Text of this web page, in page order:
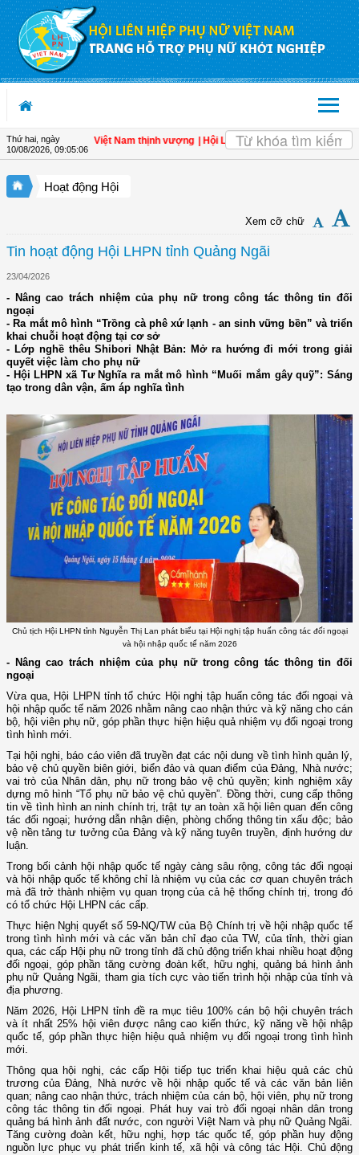
Truy cập nội dung luôn
Thứ hai, ngày
10/08/2026 09:05:07
bẩy cho một Việt Nam thịnh vượng | Hội LHPN tỉnh Kiên Giang biểu dương
Hoạt động Hội
Xem cỡ chữ
Tin hoạt động Hội LHPN tỉnh Quảng Ngãi
23/04/2026
- Nâng cao trách nhiệm của phụ nữ trong công tác thông tin đối
ngoại
- Ra mắt mô hình “Trồng cà phê xứ lạnh - an sinh vững bền” và triển
khai chuỗi hoạt động tại cơ sở
- Lớp nghề thêu Shibori Nhật Bản: Mở ra hướng đi mới trong giải
quyết việc làm cho phụ nữ
- Hội LHPN xã Tư Nghĩa ra mắt mô hình “Muối mắm gây quỹ”: Sáng
tạo trong dân vận, ấm áp nghĩa tình
Chủ tịch Hội LHPN tỉnh Nguyễn Thị Lan phát biểu tại Hội nghị tập huấn công tác đối ngoại
và hội nhập quốc tế năm 2026
- Nâng cao trách nhiệm của phụ nữ trong công tác thông tin đối
ngoại
Vừa qua, Hội LHPN tỉnh tổ chức Hội nghị tập huấn công tác đối ngoại và
hội nhập quốc tế năm 2026 nhằm nâng cao nhận thức và kỹ năng cho cán
bộ, hội viên phụ nữ, góp phần thực hiện hiệu quả nhiệm vụ đối ngoại trong
tình hình mới.
Tại hội nghị, báo cáo viên đã truyền đạt các nội dung về tình hình quản lý,
bảo vệ chủ quyền biên giới, biển đảo và quan điểm của Đảng, Nhà nước;
vai trò của Nhân dân, phụ nữ trong bảo vệ chủ quyền; kinh nghiệm xây
dựng mô hình “Tổ phụ nữ bảo vệ chủ quyền”. Đồng thời, cung cấp thông
tin về tình hình an ninh chính trị, trật tự an toàn xã hội liên quan đến công
tác đối ngoại; hướng dẫn nhận diện, phòng chống thông tin xấu độc; bảo
vệ nền tảng tư tưởng của Đảng và kỹ năng tuyên truyền, định hướng dư
luận.
Trong bối cảnh hội nhập quốc tế ngày càng sâu rộng, công tác đối ngoại
và hội nhập quốc tế không chỉ là nhiệm vụ của các cơ quan chuyên trách
mà đã trở thành nhiệm vụ quan trọng của cả hệ thống chính trị, trong đó
có tổ chức Hội LHPN các cấp.
Thực hiện Nghị quyết số 59-NQ/TW của Bộ Chính trị về hội nhập quốc tế
trong tình hình mới và các văn bản chỉ đạo của TW, của tỉnh, thời gian
qua, các cấp Hội phụ nữ trong tỉnh đã chủ động triển khai nhiều hoạt động
đối ngoại, góp phần tăng cường đoàn kết, hữu nghị, quảng bá hình ảnh
phụ nữ Quảng Ngãi, tham gia tích cực vào tiến trình hội nhập của tỉnh và
địa phương.
Năm 2026, Hội LHPN tỉnh đề ra mục tiêu 100% cán bộ hội chuyên trách
và ít nhất 25% hội viên được nâng cao kiến thức, kỹ năng về hội nhập
quốc tế, góp phần thực hiện hiệu quả nhiệm vụ đối ngoại trong tình hình
mới.
Thông qua hội nghị, các cấp Hội tiếp tục triển khai hiệu quả các chủ
trương của Đảng, Nhà nước về hội nhập quốc tế và các văn bản liên
quan; nâng cao nhận thức, trách nhiệm của cán bộ, hội viên, phụ nữ trong
công tác thông tin đối ngoại. Phát huy vai trò đối ngoại nhân dân trong
quảng bá hình ảnh đất nước, con người Việt Nam và phụ nữ Quảng Ngãi.
Tăng cường đoàn kết, hữu nghị, hợp tác quốc tế, góp phần huy động
nguồn lực phục vụ phát triển kinh tế, xã hội và công tác Hội. Chủ động